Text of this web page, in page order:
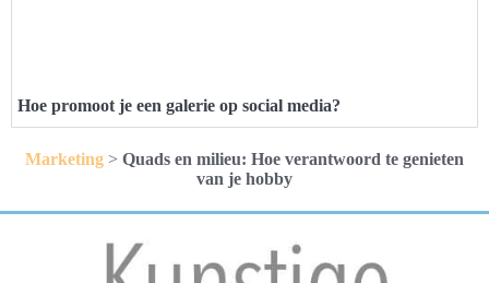
Hoe promoot je een galerie op social media?
Marketing > Quads en milieu: Hoe verantwoord te genieten
van je hobby